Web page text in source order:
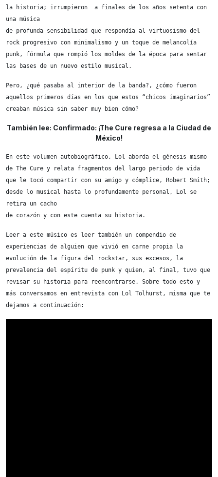
la historia; irrumpieron  a finales de los años setenta con
una música
de profunda sensibilidad que respondía al virtuosismo del
rock progresivo con minimalismo y un toque de melancolía
punk, fórmula que rompió los moldes de la época para sentar
las bases de un nuevo estilo musical.
Pero, ¿qué pasaba al interior de la banda?, ¿cómo fueron
aquellos primeros días en los que estos “chicos imaginarios”
creaban música sin saber muy bien cómo?
También lee: Confirmado: ¡The Cure regresa a la Ciudad de
México!
En este volumen autobiográfico, Lol aborda el génesis mismo
de The Cure y relata fragmentos del largo periodo de vida
que le tocó compartir con su amigo y cómplice, Robert Smith;
desde lo musical hasta lo profundamente personal, Lol se
retira un cacho
de corazón y con este cuenta su historia.
Leer a este músico es leer también un compendio de
experiencias de alguien que vivió en carne propia la
evolución de la figura del rockstar, sus excesos, la
prevalencia del espíritu de punk y quien, al final, tuvo que
revisar su historia para reencontrarse. Sobre todo esto y
más conversamos en entrevista con Lol Tolhurst, misma que te
dejamos a continuación: